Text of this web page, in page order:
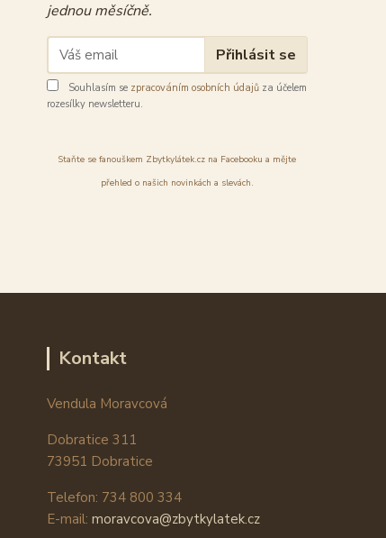
jednou měsíčně.
Přihlásit se
Souhlasím se zpracováním osobních údajů za účelem
rozesílky newsletteru.
Staňte se fanouškem Zbytkylátek.cz na Facebooku a mějte
přehled o našich novinkách a slevách.
Kontakt
Vendula Moravcová
Dobratice 311
73951 Dobratice
Telefon: 734 800 334
E-mail: moravcova@zbytkylatek.cz